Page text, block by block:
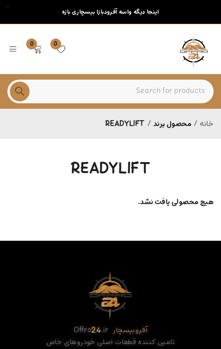
اینجا دیگه واسه آفرودبازا بیسچاری بازه
0
0
READYLIFT
خانه / محصول برند /
READYLIFT
هیچ محصولی یافت نشد.
آفروبیسچار Offro24.ir
تامین کننده قطعات اصلی خودروهای خاص